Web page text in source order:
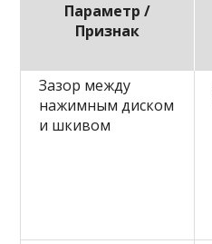
Параметр /
Признак
Зазор между
нажимным диском
и шкивом